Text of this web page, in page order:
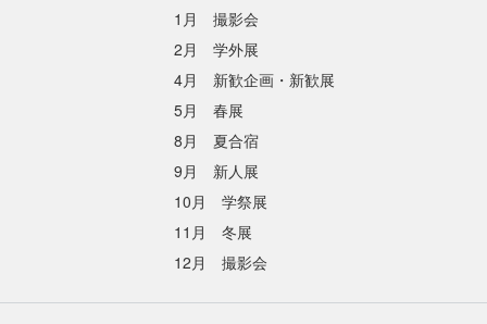
1月 撮影会
2月 学外展
4月 新歓企画・新歓展
5月 春展
8月 夏合宿
9月 新人展
10月 学祭展
11月 冬展
12月 撮影会